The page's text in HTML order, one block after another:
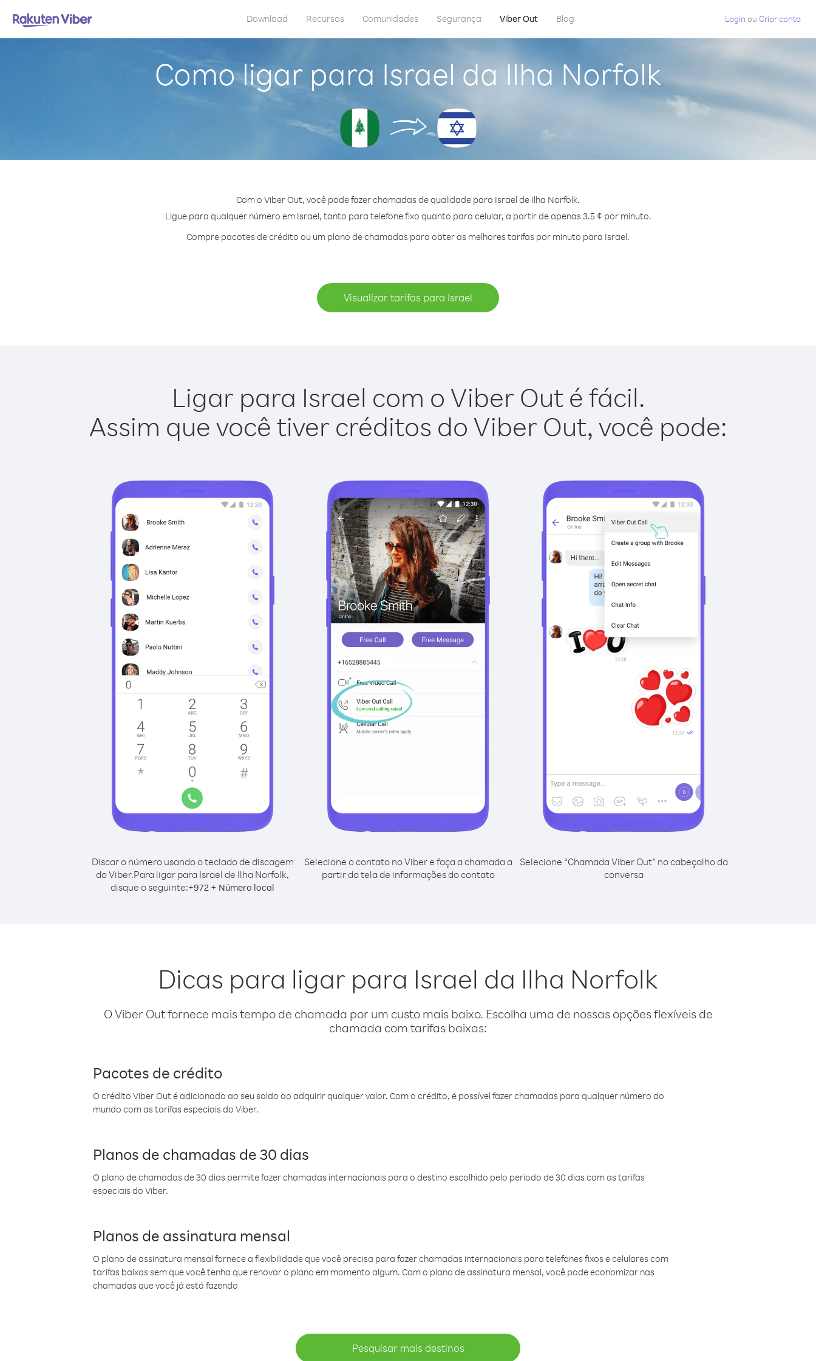
Download Recursos Comunidades Segurança Viber Out Blog Login ou Criar conta
Como ligar para Israel da Ilha Norfolk
Com o Viber Out, você pode fazer chamadas de qualidade para Israel de Ilha Norfolk.
Ligue para qualquer número em Israel, tanto para telefone fixo quanto para celular, a partir de apenas 3.5 ¢ por minuto.
Compre pacotes de crédito ou um plano de chamadas para obter as melhores tarifas por minuto para Israel.
Visualizar tarifas para Israel
Ligar para Israel com o Viber Out é fácil.
Assim que você tiver créditos do Viber Out, você pode:
Discar o número usando o teclado de discagem
do Viber.Para ligar para Israel de Ilha Norfolk,
disque o seguinte:+972 + Número local
Selecione o contato no Viber e faça a chamada a
partir da tela de informações do contato
Selecione “Chamada Viber Out” no cabeçalho da
conversa
Dicas para ligar para Israel da Ilha Norfolk
O Viber Out fornece mais tempo de chamada por um custo mais baixo. Escolha uma de nossas opções flexíveis de
chamada com tarifas baixas:
Pacotes de crédito
O crédito Viber Out é adicionado ao seu saldo ao adquirir qualquer valor. Com o crédito, é possível fazer chamadas para qualquer número do
mundo com as tarifas especiais do Viber.
Planos de chamadas de 30 dias
O plano de chamadas de 30 dias permite fazer chamadas internacionais para o destino escolhido pelo período de 30 dias com as tarifas
especiais do Viber.
Planos de assinatura mensal
O plano de assinatura mensal fornece a flexibilidade que você precisa para fazer chamadas internacionais para telefones fixos e celulares com
tarifas baixas sem que você tenha que renovar o plano em momento algum. Com o plano de assinatura mensal, você pode economizar nas
chamadas que você já está fazendo
Pesquisar mais destinos